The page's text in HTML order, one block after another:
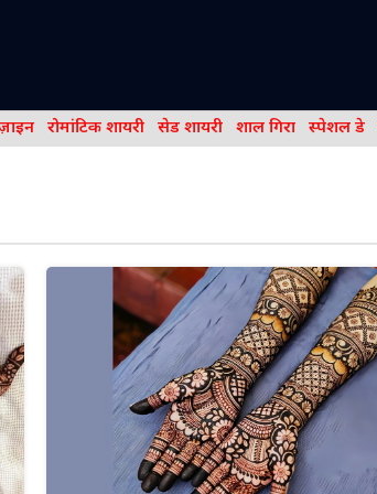
रोमांटिक शायरी सेड शायरी शाल गिरा स्पेशल डे